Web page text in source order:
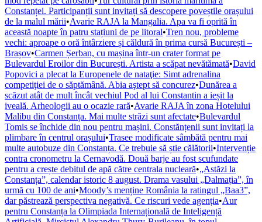
Constanței. Participanții sunt invitați să descopere poveștile orașului
de la malul mării•Avarie RAJA la Mangalia. Apa va fi oprită în
această noapte în patru stațiuni de pe litoral•Tren nou, probleme
vechi: aproape o oră întârziere și căldură în prima cursă București –
Brașov•Carmen Șerban, cu mașina într-un crater format pe
Bulevardul Eroilor din București. Artista a scăpat nevătămată•David
Popovici a plecat la Europenele de nataţie: Simt adrenalina
competiţiei de o săptămână. Abia aştept să concurez•Dunărea a
scăzut atât de mult încât vechiul Pod al lui Constantin a ieșit la
iveală. Arheologii au o ocazie rară•Avarie RAJA în zona Hotelului
Malibu din Constanța. Mai multe străzi sunt afectate•Bulevardul
Tomis se închide din nou pentru mașini. Constănțenii sunt invitați la
plimbare în centrul orașului•Trasee modificate sâmbătă pentru mai
multe autobuze din Constanța. Ce trebuie să știe călătorii•Intervenție
contra cronometru la Cernavodă. Două barje au fost scufundate
pentru a crește debitul de apă către centrala nucleară•„Astăzi la
Constanța”, calendar istoric 8 august. Drama vasului „Dalmația”, în
urmă cu 100 de ani•Moody’s menține România la ratingul „Baa3”,
dar păstrează perspectiva negativă. Ce riscuri vede agenția•Aur
pentru Constanța la Olimpiada Internațională de Inteligență